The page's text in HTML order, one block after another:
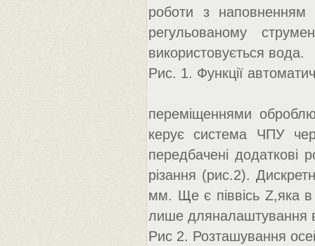
роботи з наповненням
регульованому
використовується вода.
Рис. 1. Функції
переміщеннями
керує система ЧПУ
передбачені додаткові
різання (рис.2).
мм. Ще є піввісь Z,яка в
лише дляналаштування
Рис 2. Розташування